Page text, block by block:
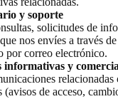
y soporte
solicitudes de
nos envíes a través
por correo electrónico.
informativas y
relacionadas
(avisos de acceso,